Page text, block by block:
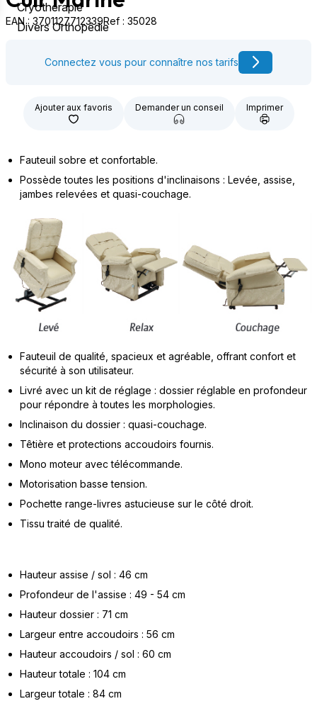
Cryothérapie
Divers Orthopédie
EAN : 3701127712339Ref : 35028
Connectez vous pour connaître nos tarifs
Ajouter aux favoris Demander un conseil Imprimer
Fauteuil sobre et confortable.
Possède toutes les positions d'inclinaisons : Levée, assise,
jambes relevées et quasi-couchage.
Fauteuil de qualité, spacieux et agréable, offrant confort et
sécurité à son utilisateur.
Livré avec un kit de réglage : dossier réglable en profondeur
pour répondre à toutes les morphologies.
Inclinaison du dossier : quasi-couchage.
Têtière et protections accoudoirs fournis.
Mono moteur avec télécommande.
Motorisation basse tension.
Pochette range-livres astucieuse sur le côté droit.
Tissu traité de qualité.
Hauteur assise / sol : 46 cm
Profondeur de l'assise : 49 - 54 cm
Hauteur dossier : 71 cm
Largeur entre accoudoirs : 56 cm
Hauteur accoudoirs / sol : 60 cm
Hauteur totale : 104 cm
Largeur totale : 84 cm